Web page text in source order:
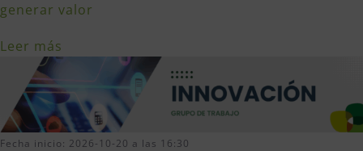
generar valor
Leer más
Fecha inicio: 2026-10-20 a las 16:30